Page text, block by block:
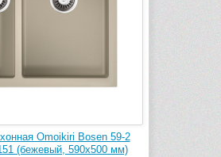
Omoikiri Bosen 59-2
(бежевый, 590х500 мм)